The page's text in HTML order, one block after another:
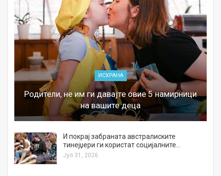
ИСХРАНА
Родители, не им ги давајте овие 5 намирници
на вашите деца
И покрај забраната австралиските
тинејџери ги користат социјалните…
Јул 31, 2026